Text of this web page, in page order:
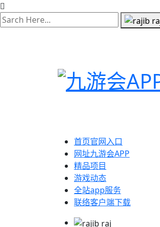
首页官网入口
网址九游会APP
精品项目
游戏动态
全站app服务
联络客户端下载